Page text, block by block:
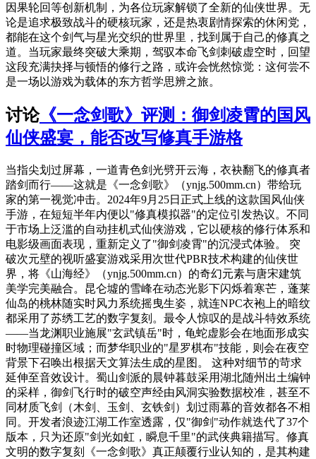
因果轮回等创新机制，为各位玩家解锁了全新的仙侠世界。无
论是追求极致战斗的硬核玩家，还是热衷剧情探索的休闲党，
都能在这个剑气与星光交织的世界里，找到属于自己的修真之
道。当玩家最终突破大乘期，驾驭本命飞剑刺破虚空时，回望
这段充满抉择与顿悟的修行之路，或许会恍然惊觉：这何尝不
是一场以游戏为载体的东方哲学思辨之旅。
讨论《一念剑歌》评测：御剑凌霄的国风
仙侠盛宴，能否改写修真手游格
当指尖划过屏幕，一道青色剑光劈开云海，衣袂翻飞的修真者
踏剑而行——这就是《一念剑歌》（ynjg.500mm.cn）带给玩
家的第一视觉冲击。2024年9月25日正式上线的这款国风仙侠
手游，在短短半年内便以"修真模拟器"的定位引发热议。不同
于市场上泛滥的自动挂机式仙侠游戏，它以硬核的修行体系和
电影级画面表现，重新定义了"御剑凌霄"的沉浸式体验。 突
破次元壁的视听盛宴游戏采用次世代PBR技术构建的仙侠世
界，将《山海经》（ynjg.500mm.cn）的奇幻元素与唐宋建筑
美学完美融合。昆仑墟的雪峰在动态光影下闪烁着寒芒，蓬莱
仙岛的桃林随实时风力系统摇曳生姿，就连NPC衣袍上的暗纹
都采用了苏绣工艺的数字复刻。最令人惊叹的是战斗特效系统
——当龙渊职业施展"玄武镇岳"时，龟蛇虚影会在地面形成实
时物理碰撞区域；而梦华职业的"星罗棋布"技能，则会在夜空
背景下召唤出根据天文算法生成的星图。 这种对细节的苛求
延伸至音效设计。蜀山剑派的晨钟暮鼓采用湖北随州出土编钟
的采样，御剑飞行时的破空声经由风洞实验数据校准，甚至不
同材质飞剑（木剑、玉剑、玄铁剑）划过雨幕的音效都各不相
同。开发者浪迹江湖工作室透露，仅"御剑"动作就迭代了37个
版本，只为还原"剑光如虹，瞬息千里"的武侠典籍描写。修真
文明的数字复刻《一念剑歌》真正颠覆行业认知的，是其构建